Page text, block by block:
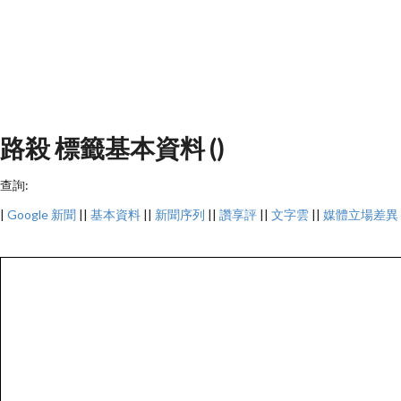
路殺 標籤基本資料 ()
查詢:
| Google 新聞 || 基本資料 || 新聞序列 || 讚享評 || 文字雲 || 媒體立場差異